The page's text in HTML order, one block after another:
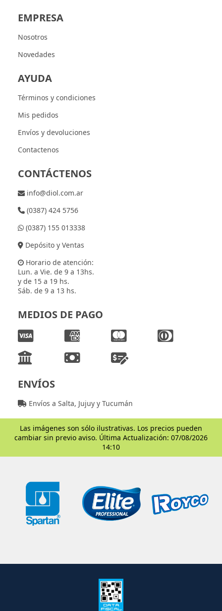
EMPRESA
Nosotros
Novedades
AYUDA
Términos y condiciones
Mis pedidos
Envíos y devoluciones
Contactenos
CONTÁCTENOS
info@diol.com.ar
(0387) 424 5756
(0387) 155 013338
Depósito y Ventas
Horario de atención:
Lun. a Vie. de 9 a 13hs.
y de 15 a 19 hs.
Sáb. de 9 a 13 hs.
MEDIOS DE PAGO
ENVÍOS
Envíos a Salta, Jujuy y Tucumán
Las imágenes son sólo ilustrativas. Los precios pueden
cambiar sin previo aviso. Última Actualización: 07/08/2026
14:10